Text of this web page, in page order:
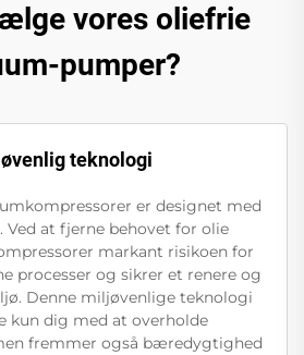
vores oliefrie
pumper?
teknologi
er designet med
Ved at fjerne behovet for olie
markant risikoen for
processer og sikrer et renere og
Denne miljøvenlige teknologi
kun dig med at overholde
fremmer også bæredygtighed